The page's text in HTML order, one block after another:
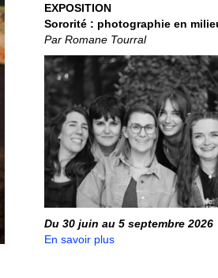
EXPOSITION
Sororité : photographie en
Par Romane Tourral
Du 30 juin au 5 septembre 2026
En savoir plus